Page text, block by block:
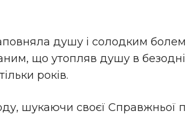
душу і солодким
що утопляв душу в
років.
шукаючи своєї Справжньої